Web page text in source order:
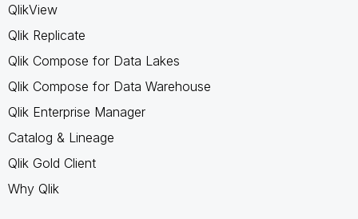
QlikView
Qlik Replicate
Qlik Compose for Data Lakes
Qlik Compose for Data Warehouse
Qlik Enterprise Manager
Catalog & Lineage
Qlik Gold Client
Why Qlik